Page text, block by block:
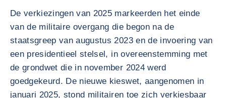
De verkiezingen van 2025 markeerden het einde
van de militaire overgang die begon na de
staatsgreep van augustus 2023 en de invoering van
een presidentieel stelsel, in overeenstemming met
de grondwet die in november 2024 werd
goedgekeurd. De nieuwe kieswet, aangenomen in
januari 2025, stond militairen toe zich verkiesbaar